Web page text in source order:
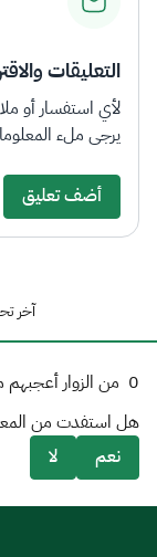
التعليقات
لأي استفسار أو
يرجى ملء
أضف تعليق
آخر تحديث: 18 يونيو 2026
0 من الزوار
هل استفدت من
نعم
لا